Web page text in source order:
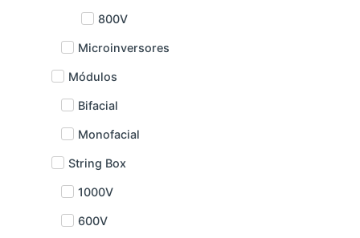
800V
Microinversores
Módulos
Bifacial
Monofacial
String Box
1000V
600V